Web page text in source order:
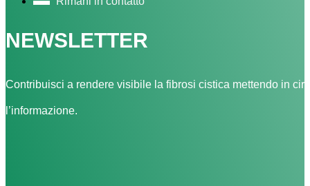
NEWSLETTER
Contribuisci a rendere visibile la fibrosi cistica mettendo in
l’informazione.